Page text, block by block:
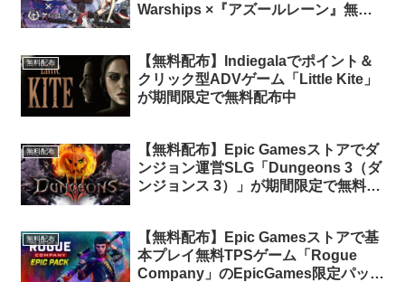
Warships ×『アズールレーン』無料
無料配布
【無料配布】Indiegalaでポイント＆
クリック型ADVゲーム「Little Kite」
が期間限定で無料配布中
無料配布
【無料配布】Epic Gamesストアでダ
ンジョン運営SLG「Dungeons 3（ダ
ンジョンス 3）」が期間限定で無料配
無料配布
【無料配布】Epic Gamesストアで基
本プレイ無料TPSゲーム「Rogue
Company」のEpicGames限定パック